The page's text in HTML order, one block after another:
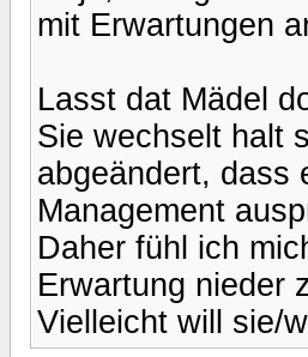
mit Erwartungen
Lasst dat Mädel
Sie wechselt halt
abgeändert, dass
Management
Daher fühl ich
Erwartung nieder
Vielleicht will sie/